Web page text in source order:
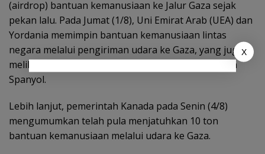
(airdrop) bantuan kemanusiaan ke Jalur Gaza sejak
pekan lalu. Pada Jumat (1/8), Uni Emirat Arab (UEA) dan
Yordania memimpin bantuan kemanusiaan lintas
negara melalui pengiriman udara ke Gaza, yang juga
melibatkan pesawat dari Prancis, Jerman, Italia, dan
Spanyol.
Lebih lanjut, pemerintah Kanada pada Senin (4/8)
mengumumkan telah pula menjatuhkan 10 ton
bantuan kemanusiaan melalui udara ke Gaza.
X